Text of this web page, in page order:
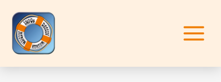
Inhalt
springen